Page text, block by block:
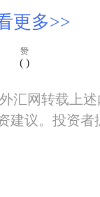
更多>>
赞
( )
汇网转载上
建议。投资